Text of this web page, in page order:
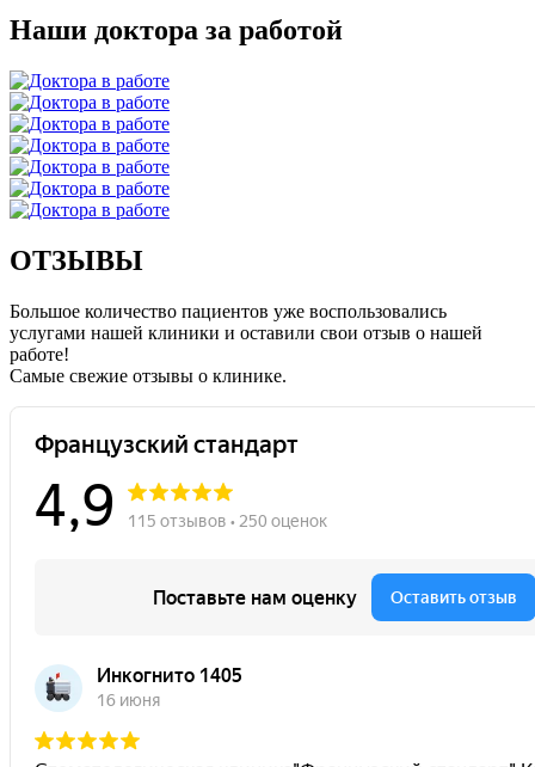
Наши доктора за работой
ОТЗЫВЫ
Большое количество пациентов уже воспользовались
услугами нашей клиники и оставили свои отзыв о нашей
работе!
Caмые свежие отзывы о клинике.